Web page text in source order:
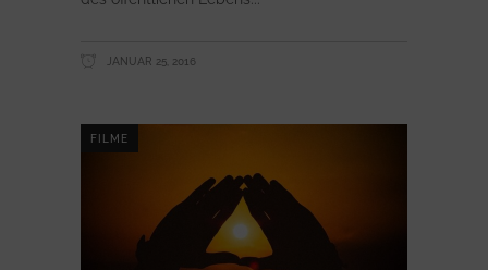
JANUAR 25, 2016
FILME